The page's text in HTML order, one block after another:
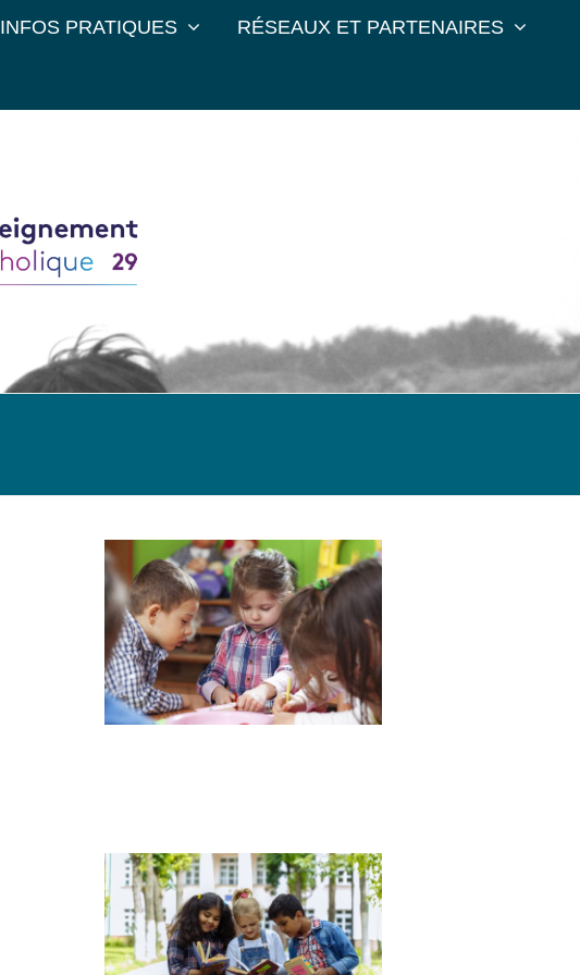
INFOS PRATIQUES RÉSEAUX ET PARTENAIRES